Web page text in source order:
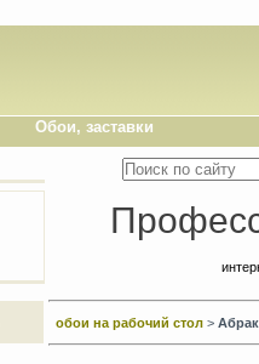
Обои, заставки
обои на рабочий стол >